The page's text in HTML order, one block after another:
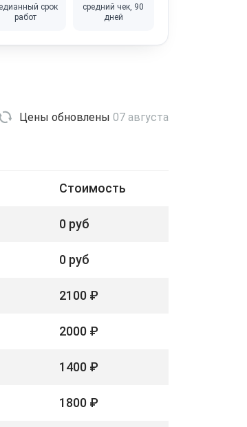
срок
работ
средний чек, 90
дней
Цены обновлены 07 августа
Стоимость
0 руб
0 руб
2100 ₽
2000 ₽
1400 ₽
1800 ₽